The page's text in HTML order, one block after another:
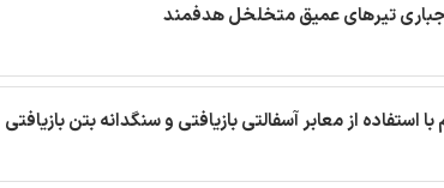
اجباری تیرهای عمیق متخلخل هدفمند
استفاده از معابر آسفالتی بازیافتی و سنگدانه بتن بازیافتی